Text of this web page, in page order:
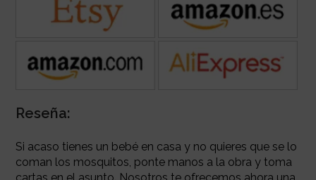
Reseña:
Si acaso tienes un bebé en casa y no quieres que se lo
coman los mosquitos, ponte manos a la obra y toma